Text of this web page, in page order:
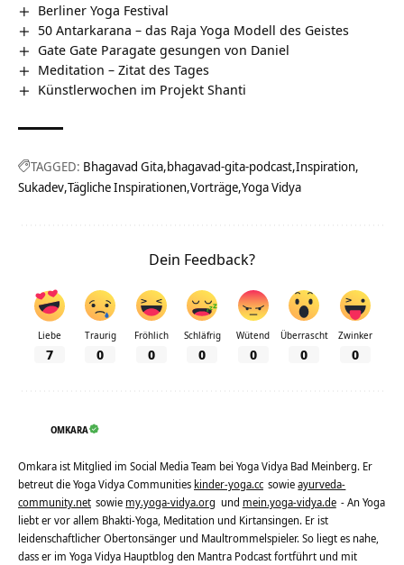
Berliner Yoga Festival
50 Antarkarana – das Raja Yoga Modell des Geistes
Gate Gate Paragate gesungen von Daniel
Meditation – Zitat des Tages
Künstlerwochen im Projekt Shanti
TAGGED: Bhagavad Gita bhagavad-gita-podcast Inspiration
Sukadev Tägliche Inspirationen Vorträge Yoga Vidya
Dein Feedback?
Liebe
7
Traurig
0
Fröhlich
0
Schläfrig
0
Wütend
0
Überrascht
0
Zwinker
0
OMKARA
Omkara ist Mitglied im Social Media Team bei Yoga Vidya Bad Meinberg. Er
betreut die Yoga Vidya Communities kinder-yoga.cc sowieayurveda-
community.net sowie my.yoga-vidya.org und mein.yoga-vidya.de - An Yoga
liebt er vor allem Bhakti-Yoga, Meditation und Kirtansingen. Er ist
leidenschaftlicher Obertonsänger und Maultrommelspieler. So liegt es nahe,
dass er im Yoga Vidya Hauptblog den Mantra Podcast fortführt und mit